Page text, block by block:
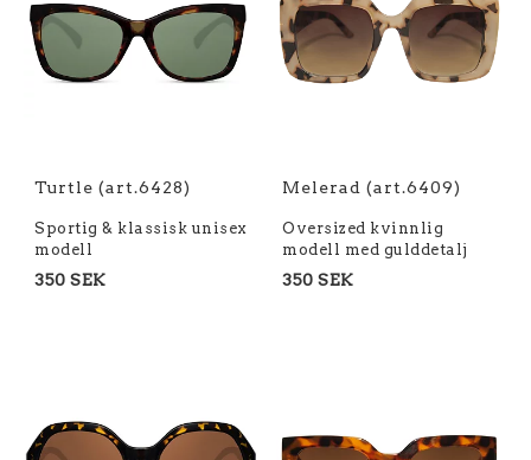
Turtle (art.6428)
Sportig & klassisk unisex
modell
350 SEK
Melerad (art.6409)
Oversized kvinnlig
modell med gulddetalj
350 SEK